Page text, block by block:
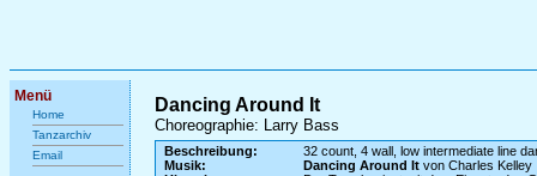
Menü
Home
Tanzarchiv
Email
Dancing Around It
Choreographie: Larry Bass
Beschreibung:
32 count, 4 wall, low intermediate line
Musik:
Dancing Around Itvon Charles Kelley